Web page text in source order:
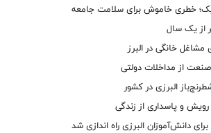
خطری خاموش برای سلامت جامعه
از یک سال
خانگی در البرز
البرزی در کشور
رویش و پاسداری از زندگی